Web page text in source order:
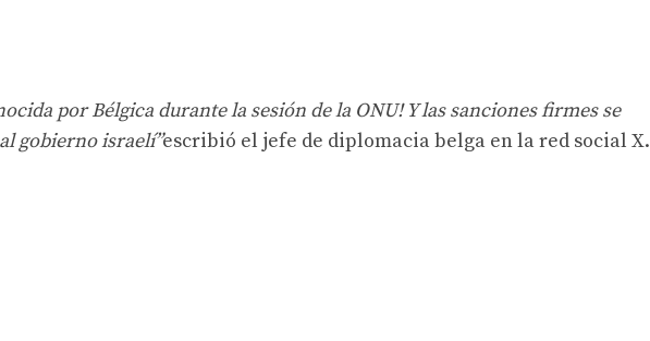
por Bélgica durante la sesión de la ONU! Y las sanciones firmes se
gobierno israelí”escribió el jefe de diplomacia belga en la red social X.